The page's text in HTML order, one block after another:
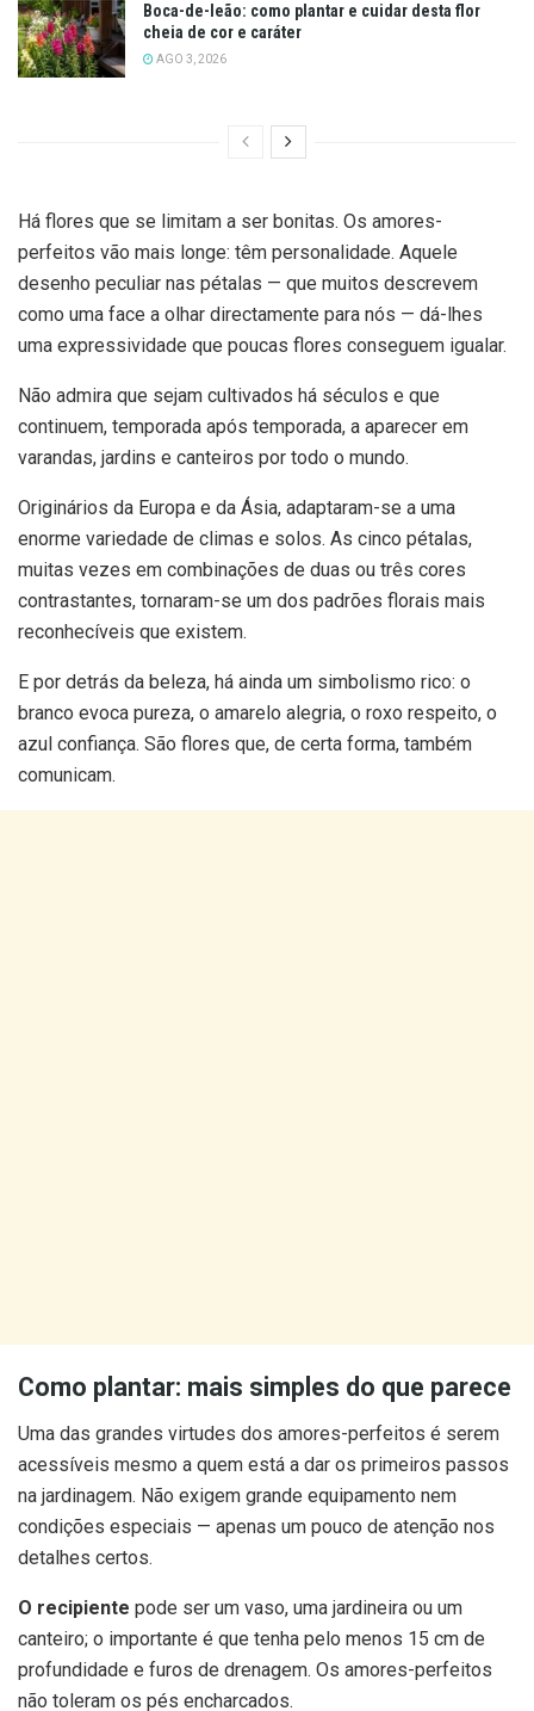
Boca-de-leão: como plantar e cuidar desta flor
cheia de cor e caráter
AGO 3, 2026
Há flores que se limitam a ser bonitas. Os amores-
perfeitos vão mais longe: têm personalidade. Aquele
desenho peculiar nas pétalas — que muitos descrevem
como uma face a olhar directamente para nós — dá-lhes
uma expressividade que poucas flores conseguem igualar.
Não admira que sejam cultivados há séculos e que
continuem, temporada após temporada, a aparecer em
varandas, jardins e canteiros por todo o mundo.
Originários da Europa e da Ásia, adaptaram-se a uma
enorme variedade de climas e solos. As cinco pétalas,
muitas vezes em combinações de duas ou três cores
contrastantes, tornaram-se um dos padrões florais mais
reconhecíveis que existem.
E por detrás da beleza, há ainda um simbolismo rico: o
branco evoca pureza, o amarelo alegria, o roxo respeito, o
azul confiança. São flores que, de certa forma, também
comunicam.
Como plantar: mais simples do que parece
Uma das grandes virtudes dos amores-perfeitos é serem
acessíveis mesmo a quem está a dar os primeiros passos
na jardinagem. Não exigem grande equipamento nem
condições especiais — apenas um pouco de atenção nos
detalhes certos.
O recipiente pode ser um vaso, uma jardineira ou um
canteiro; o importante é que tenha pelo menos 15 cm de
profundidade e furos de drenagem. Os amores-perfeitos
não toleram os pés encharcados.